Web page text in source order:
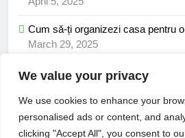
We value your privacy
We use cookies to enhance your
personalised ads or content, and
clicking "Accept All", you consent to
Cum să-ți organizezi casa pentru
March 29, 2025
© 2025 Viata pozitiva. Toate